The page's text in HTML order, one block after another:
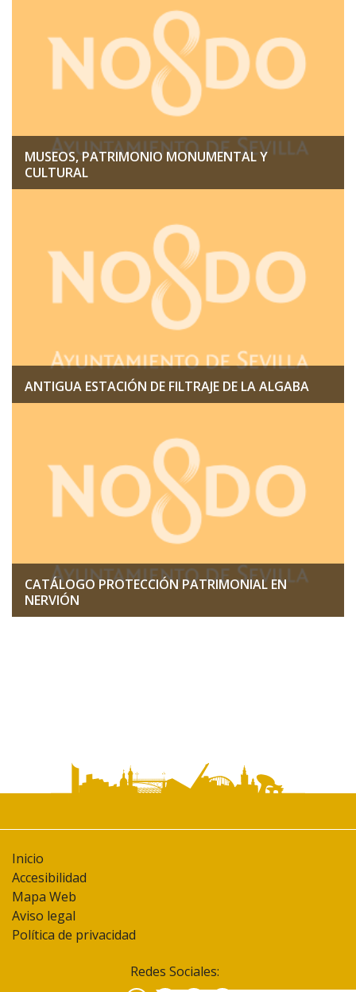
MUSEOS, PATRIMONIO MONUMENTAL Y
CULTURAL
ANTIGUA ESTACIÓN DE FILTRAJE DE LA ALGABA
CATÁLOGO PROTECCIÓN PATRIMONIAL EN
NERVIÓN
Inicio
Accesibilidad
Mapa Web
Aviso legal
Política de privacidad
Redes Sociales: